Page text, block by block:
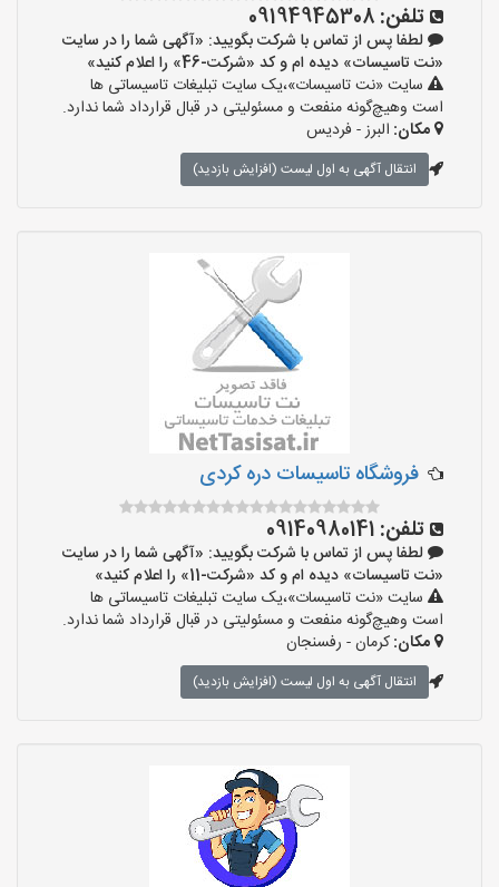
تلفن: 09194945308
لطفا پس از تماس با شرکت بگویید: «آگهی شما را در سایت
«نت تاسیسات» دیده ام و کد «شرکت-46» را اعلام کنید»
سایت «نت تاسیسات»،یک سایت تبلیغات تاسیساتی ها
است وهیچ‌گونه منفعت و مسئولیتی در قبال قرارداد شما ندارد.
مکان: البرز - فردیس
انتقال آگهی به اول لیست (افزایش بازدید)
‌فروشگاه تاسیسات دره کردی
تلفن: 09140980141
لطفا پس از تماس با شرکت بگویید: «آگهی شما را در سایت
«نت تاسیسات» دیده ام و کد «شرکت-11» را اعلام کنید»
سایت «نت تاسیسات»،یک سایت تبلیغات تاسیساتی ها
است وهیچ‌گونه منفعت و مسئولیتی در قبال قرارداد شما ندارد.
مکان:کرمان - رفسنجان
انتقال آگهی به اول لیست (افزایش بازدید)